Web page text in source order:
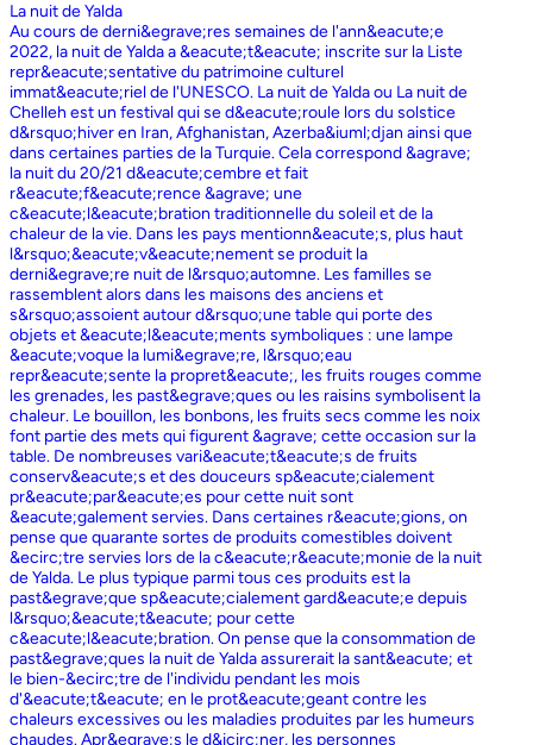
La nuit de Yalda
Au cours de derni&egrave;res semaines de l'ann&eacute;e
2022, la nuit de Yalda a &eacute;t&eacute; inscrite sur la Liste
repr&eacute;sentative du patrimoine culturel
immat&eacute;riel de l'UNESCO. La nuit de Yalda ou La nuit de
Chelleh est un festival qui se d&eacute;roule lors du solstice
d&rsquo;hiver en Iran, Afghanistan, Azerba&iuml;djan ainsi que
dans certaines parties de la Turquie. Cela correspond &agrave;
la nuit du 20/21 d&eacute;cembre et fait
r&eacute;f&eacute;rence &agrave; une
c&eacute;l&eacute;bration traditionnelle du soleil et de la
chaleur de la vie. Dans les pays mentionn&eacute;s, plus haut
l&rsquo;&eacute;v&eacute;nement se produit la
derni&egrave;re nuit de l&rsquo;automne. Les familles se
rassemblent alors dans les maisons des anciens et
s&rsquo;assoient autour d&rsquo;une table qui porte des
objets et &eacute;l&eacute;ments symboliques : une lampe
&eacute;voque la lumi&egrave;re, l&rsquo;eau
repr&eacute;sente la propret&eacute;, les fruits rouges comme
les grenades, les past&egrave;ques ou les raisins symbolisent la
chaleur. Le bouillon, les bonbons, les fruits secs comme les noix
font partie des mets qui figurent &agrave; cette occasion sur la
table. De nombreuses vari&eacute;t&eacute;s de fruits
conserv&eacute;s et des douceurs sp&eacute;cialement
pr&eacute;par&eacute;es pour cette nuit sont
&eacute;galement servies. Dans certaines r&eacute;gions, on
pense que quarante sortes de produits comestibles doivent
&ecirc;tre servies lors de la c&eacute;r&eacute;monie de la nuit
de Yalda. Le plus typique parmi tous ces produits est la
past&egrave;que sp&eacute;cialement gard&eacute;e depuis
l&rsquo;&eacute;t&eacute; pour cette
c&eacute;l&eacute;bration. On pense que la consommation de
past&egrave;ques la nuit de Yalda assurerait la sant&eacute; et
le bien-&ecirc;tre de l'individu pendant les mois
d'&eacute;t&eacute; en le prot&eacute;geant contre les
chaleurs excessives ou les maladies produites par les humeurs
chaudes. Apr&egrave;s le d&icirc;ner, les personnes